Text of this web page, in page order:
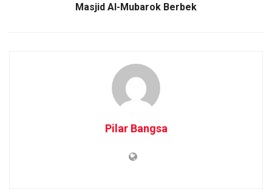
Masjid Al-Mubarok Berbek
Pilar Bangsa